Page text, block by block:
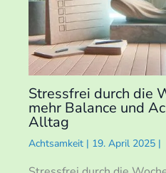
Stressfrei durch die
mehr Balance und
Alltag
Achtsamkeit | 19. April 2025 |